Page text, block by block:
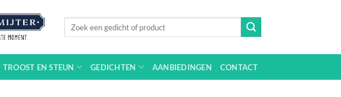
TROOST EN STEUN GEDICHTEN AANBIEDINGEN CONTACT